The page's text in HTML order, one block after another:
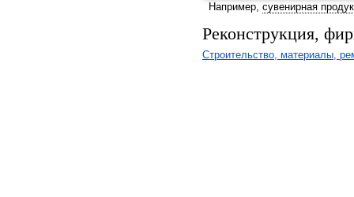
Например, сувенирная
Реконструкция,
Строительство, материалы,